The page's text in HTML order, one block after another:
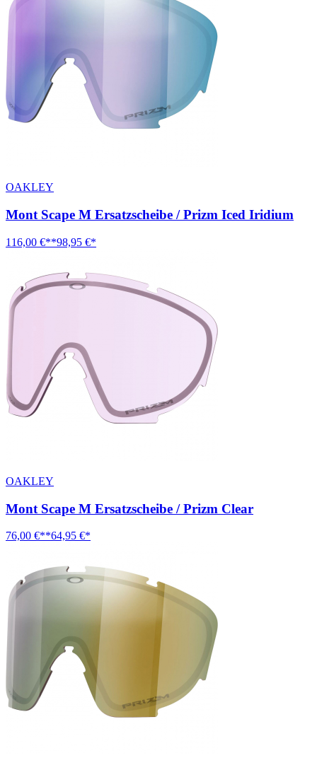
OAKLEY
Mont Scape M Ersatzscheibe / Prizm Iced Iridium
116,00 €**98,95 €*
OAKLEY
Mont Scape M Ersatzscheibe / Prizm Clear
76,00 €**64,95 €*